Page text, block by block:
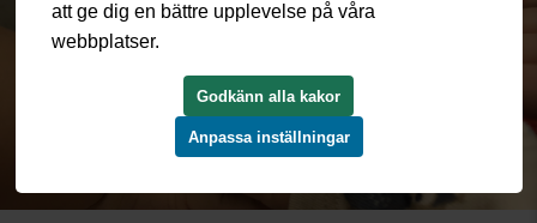
att ge dig en bättre upplevelse på våra
webbplatser.
Godkänn alla kakor
Anpassa inställningar